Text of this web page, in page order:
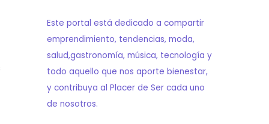
Este portal está dedicado a compartir
emprendimiento, tendencias, moda,
salud,gastronomía, música, tecnología y
todo aquello que nos aporte bienestar,
y contribuya al Placer de Ser cada uno
de nosotros.